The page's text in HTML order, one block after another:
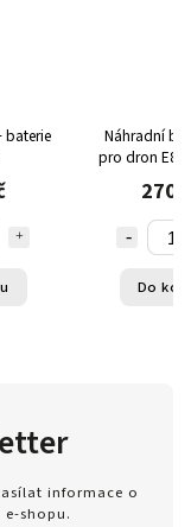
Náhradní
pro dron
Po 3,7V
výdrží až 15
270
Do
informace o
shopu.